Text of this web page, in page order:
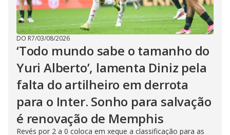
DO R7/03/08/2026
‘Todo mundo sabe o tamanho do
Yuri Alberto’, lamenta Diniz pela
falta do artilheiro em derrota
para o Inter. Sonho para salvação
é renovação de Memphis
Revés por 2 a 0 coloca em xeque a classificação para as